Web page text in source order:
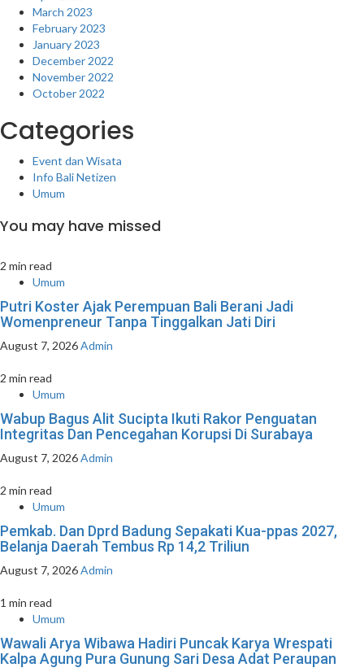
March 2023
February 2023
January 2023
December 2022
November 2022
October 2022
Categories
Event dan Wisata
Info Bali Netizen
Umum
You may have missed
2 min read
Umum
Putri Koster Ajak Perempuan Bali Berani Jadi
Womenpreneur Tanpa Tinggalkan Jati Diri
August 7, 2026Admin
2 min read
Umum
Wabup Bagus Alit Sucipta Ikuti Rakor Penguatan
Integritas Dan Pencegahan Korupsi Di Surabaya
August 7, 2026Admin
2 min read
Umum
Pemkab. Dan Dprd Badung Sepakati Kua-ppas 2027,
Belanja Daerah Tembus Rp 14,2 Triliun
August 7, 2026Admin
1 min read
Umum
Wawali Arya Wibawa Hadiri Puncak Karya Wrespati
Kalpa Agung Pura Gunung Sari Desa Adat Peraupan